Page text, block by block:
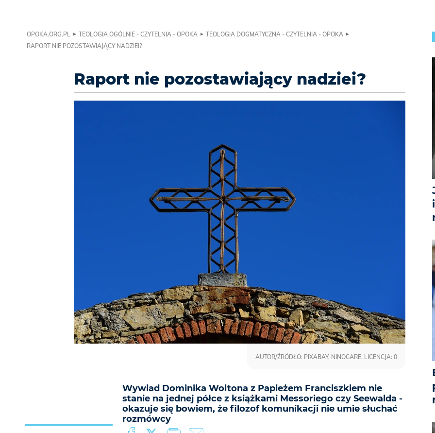
OPOKA.ORG.PL TEOLOGIA OGÓLNIE - CZYTELNIA - OPOKA
TEOLOGIA DOGMATYCZNA - CZYTELNIA - OPOKA
RAPORT NIE POZOSTAWIAJĄCY NADZIEI?
Raport nie pozostawiający nadziei?
Wywiad Dominika Woltona z Papieżem Franciszkiem nie
stanie na jednej półce z książkami Messoriego czy Seewalda -
okazuje się bowiem, że filozof komunikacji nie umie słuchać
rozmówcy
AUTOR/ŹRÓDŁO: PIXABAY, NINOCARE, LICENCJA: 0